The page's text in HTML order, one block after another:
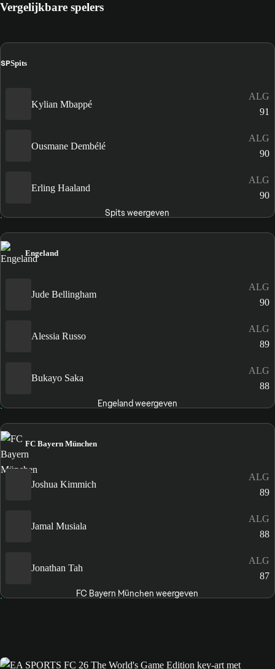
Vergelijkbare spelers
SPSpits
Kylian Mbappé
ALG
91
Ousmane Dembélé
ALG
90
Erling Haaland
ALG
90
Spits weergeven
Engeland
Jude Bellingham
ALG
90
Alessia Russo
ALG
89
Bukayo Saka
ALG
88
Engeland weergeven
FC Bayern München
Joshua Kimmich
ALG
89
Jamal Musiala
ALG
88
Jonathan Tah
ALG
87
FC Bayern München weergeven